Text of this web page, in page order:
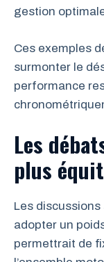
gestion
Ces exemples
surmonter le
performance
Les
plus
Les
adopter un
permettrait de